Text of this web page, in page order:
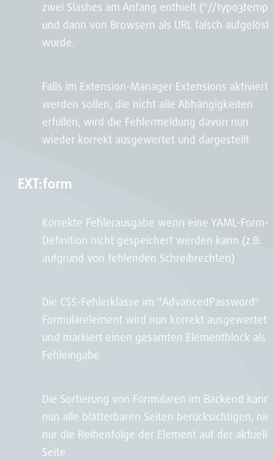
zwei Slashes am Anfang enthielt ("//
und dann von Browsern als URL falsch aufgelöst
wurde.
Falls im Extension-Manager Extensions aktiviert
werden sollen, die nicht alle Abhängigkeiten
erfüllen, wird die Fehlermeldung davon nun
wieder korrekt ausgewertet und dargestellt
EXT:form
Korrekte Fehlerausgabe wenn eine YAML-Form-
Definition nicht gespeichert werden kann (z.B.
aufgrund von fehlenden Schreibrechten)
Die CSS-Fehlerklasse im "AdvancedPassword"
Formularelement wird nun korrekt ausgewertet
und markiert einen gesamten Elementblock als
Fehleingabe
Die Sortierung von Formularen im Backend kann
nun alle blätterbaren Seiten berücksichtigen,
nur die Reihenfolge der Element auf der
Seite